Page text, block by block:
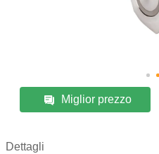
Miglior prezzo
Dettagli